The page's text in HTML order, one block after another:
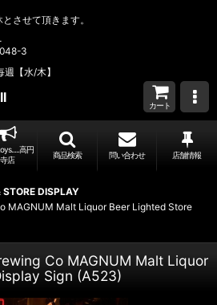
させて頂きます。
3
【水/木】
カート
高円
寺店
商品検索 問い合わせ 店舗情報
STORE DISPLAY
MAGNUM Malt Liquor Beer Lighted Store
Co MAGNUM Malt Liquor
Sign (A523)